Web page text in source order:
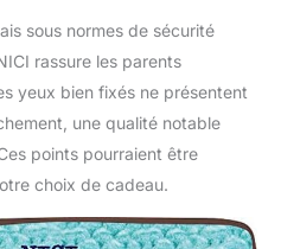
sous normes de sécurité
rassure les parents
yeux bien fixés ne présentent
une qualité notable
points pourraient être
choix de cadeau.